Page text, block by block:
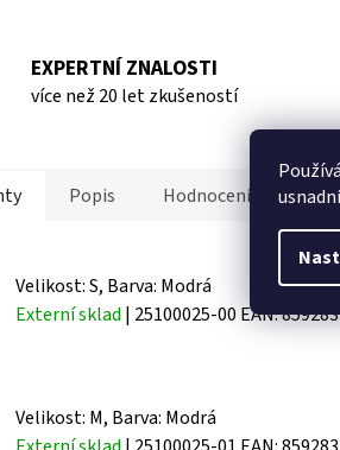
EXPERTNÍ ZNALOSTI
více než 20 let zkušeností
Popis Hodnocení
Velikost: S, Barva: Modrá
Externí sklad | 25100025-00 EAN:
Velikost: M, Barva: Modrá